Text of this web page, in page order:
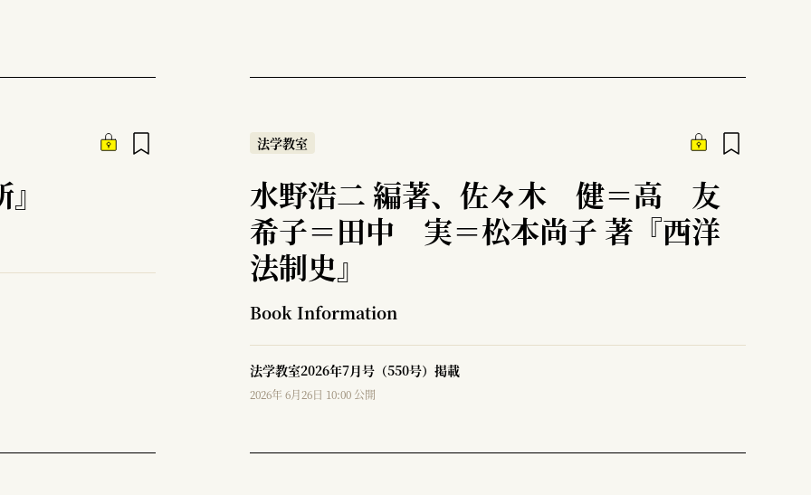
法学教室
水野浩二 編著、佐々木 健＝高 友
希子＝田中 実＝松本尚子 著『西洋
法制史』
Book Information
法学教室2026年7月号（550号）掲載
2026年 6月26日 10:00 公開